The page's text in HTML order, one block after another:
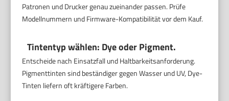
Patronen und Drucker genau zueinander passen. Prüfe
Modellnummern und Firmware-Kompatibilität vor dem Kauf.
Tintentyp wählen: Dye oder Pigment.
Entscheide nach Einsatzfall und Haltbarkeitsanforderung.
Pigmenttinten sind beständiger gegen Wasser und UV, Dye-
Tinten liefern oft kräftigere Farben.